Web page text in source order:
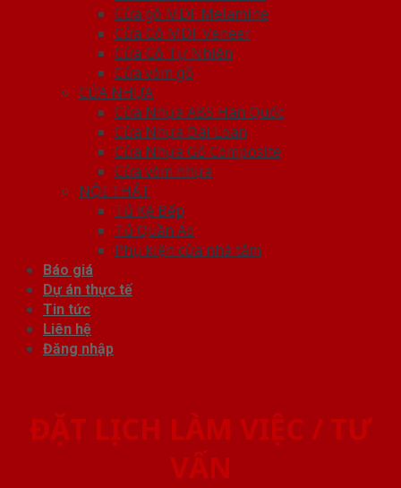
Cửa gỗ MDF Melamine
Cửa Gỗ MDF Veneer
Cửa Gỗ Tự Nhiên
Cửa vòm gỗ
CỬA NHỰA
Cửa Nhựa ABS Hàn Quốc
Cửa Nhựa Đài Loan
Cửa Nhựa Gỗ Composite
Cửa vòm nhựa
NỘI THẤT
Tủ Kệ Bếp
Tủ Quần Áo
Phụ kiện cửa nhà tắm
Báo giá
Dự án thực tế
Tin tức
Liên hệ
Đăng nhập
ĐẶT LỊCH LÀM VIỆC / TƯ
VẤN